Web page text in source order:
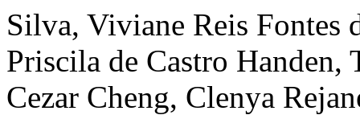
Silva, Viviane Reis Fontes
Priscila de Castro Handen,
Cezar Cheng, Clenya